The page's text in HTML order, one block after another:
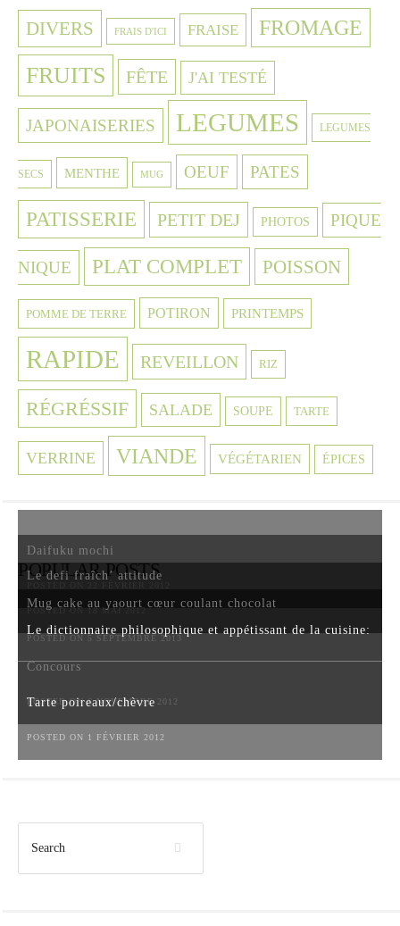
DIVERS FRAIS D'ICI FRAISE FROMAGE
FRUITS FÊTE J'AI TESTÉ
JAPONAISERIES LEGUMES LEGUMES
SECS MENTHE MUG OEUF PATES
PATISSERIE PETIT DEJ PHOTOS PIQUE
NIQUE PLAT COMPLET POISSON
POMME DE TERRE POTIRON PRINTEMPS
RAPIDE REVEILLON RIZ
RÉGRÉSSIF SALADE SOUPE TARTE
VERRINE VIANDE VÉGÉTARIEN ÉPICES
POPULAR POSTS
Daifuku mochi
Le defi fraîch’ attitude
POSTED ON 18 MAI 2012
Mug cake au yaourt cœur coulant chocolat
POSTED ON 5 SEPTEMBRE 2013
Le dictionnaire philosophique et appétissant de la cuisine:
Concours
POSTED ON 6 NOVEMBRE 2012
Tarte poireaux/chèvre
POSTED ON 1 FÉVRIER 2012